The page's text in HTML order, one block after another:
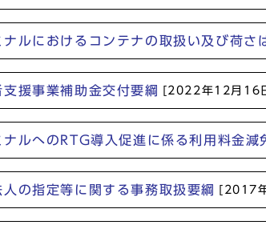
ルにおけるコンテナの取扱い及び荷さ
援事業補助金交付要綱 [2022年12月16
ルへのRTG導入促進に係る利用料金減
の指定等に関する事務取扱要綱 [2017